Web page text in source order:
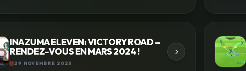
INAZUMA ELEVEN: VICTORY ROAD –
RENDEZ-VOUS EN MARS 2024 !
29 NOVEMBRE 2023